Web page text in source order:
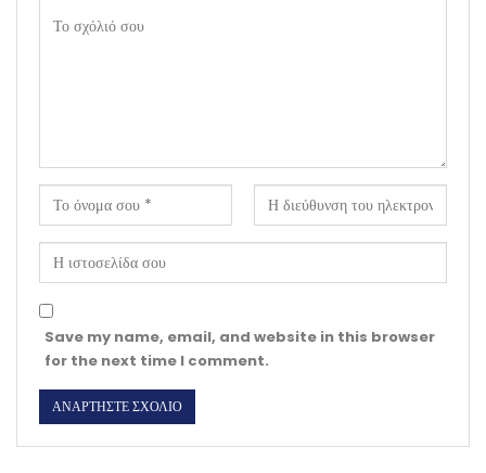
Save my name, email, and website in this browser
for the next time I comment.